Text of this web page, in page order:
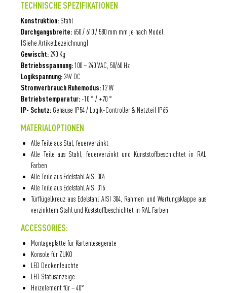
TECHNISCHE SPEZIFIKATIONEN
Konstruktion: Stahl
Durchgangsbreite: 650 / 610 / 580 mm mm je nach Model.
(Siehe Artikelbezeichnung)
Gewischt: 290 Kg
Betriebsspannung:100 – 240 VAC, 50/60 Hz
Logikspannung: 24V DC
Stromverbrauch Ruhemodus:12 W
Betriebstemparatur:-10 ° / +70 °
IP- Schutz: Gehäuse IP54 / Logik-Controller & Netzteil IP65
MATERIALOPTIONEN
Alle Teile aus Stal, feuerverzinkt
Alle Teile aus Stahl, feuerverzinkt und Kunststoffbeschichtet in RAL
Farben
Alle Teile aus Edelstahl AISI 304
Alle Teile aus Edelstahl AISI 316
Türflügelkreuz aus Edelstahl AISI 304, Rahmen und Wartungsklappe aus
verzinktem Stahl und Kuststoffbeschichtet in RAL Farben
ACCESSORIES:
Montageplatte für Kartenlesegeräte
Konsole für ZUKO
LED Deckenleuchte
LED Statusanzeige
Heizelement für – 40°